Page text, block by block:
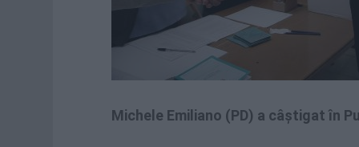
Michele Emiliano (PD) a câștigat în